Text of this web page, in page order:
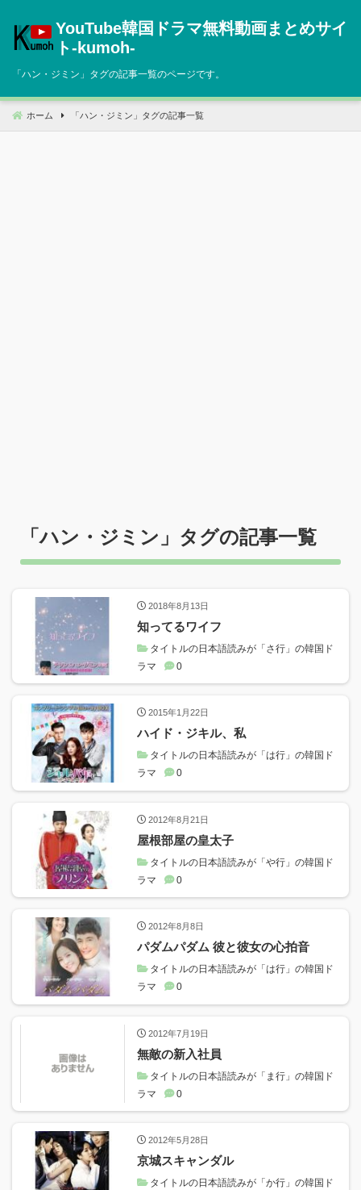
へ
動
YouTube韓国ドラマ無料動画まとめサイ
ト‐kumoh‐
「ハン・ジミン 」タグの記事一覧のページです。
ホーム 「 ハン・ジミン 」タグの記事一覧
「ハン・ジミン 」タグの記事一覧
2018年8月13日
知ってるワイフ
タイトルの日本語読みが「さ行」の韓国ド
ラマ
0
2015年1月22日
ハイド・ジキル、私
タイトルの日本語読みが「は行」の韓国ド
ラマ
0
2012年8月21日
屋根部屋の皇太子
タイトルの日本語読みが「や行」の韓国ド
ラマ
0
2012年8月8日
パダムパダム 彼と彼女の心拍音
タイトルの日本語読みが「は行」の韓国ド
ラマ
0
2012年7月19日
無敵の新入社員
タイトルの日本語読みが「ま行」の韓国ド
ラマ
0
2012年5月28日
京城スキャンダル
タイトルの日本語読みが「か行」の韓国ド